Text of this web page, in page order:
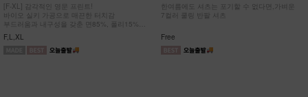
[F-XL] 감각적인 영문 프린트!
바이오 실키 가공으로 매끈한 터치감
부드러움과 내구성을 갖춘 면85%, 폴리15%
#NAK MADE.
F,L,XL
한여름에도 셔츠는 포기할 수 없다면,가벼운
7컬러 쿨링 반팔 셔츠
Free